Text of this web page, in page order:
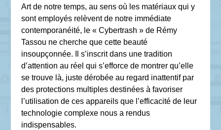
Art de notre temps, au sens où les matériaux qui y
sont employés relèvent de notre immédiate
contemporanéité, le « Cybertrash » de Rémy
Tassou ne cherche que cette beauté
insoupçonnée. Il s’inscrit dans une tradition
d’attention au réel qui s’efforce de montrer qu’elle
se trouve là, juste dérobée au regard inattentif par
des protections multiples destinées à favoriser
l’utilisation de ces appareils que l’efficacité de leur
technologie complexe nous a rendus
indispensables.